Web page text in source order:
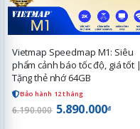
Vietmap Speedmap M1: Siêu
phẩm cảnh báo tốc độ, giá tốt |
Tặng thẻ nhớ 64GB
Bảo hành 12 tháng
6.190.000 5.890.000đ